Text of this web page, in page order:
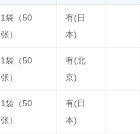
1袋（50
张）
有(日
本)
1袋（50
张）
有(北
京)
1袋（50
张）
有(日
本)